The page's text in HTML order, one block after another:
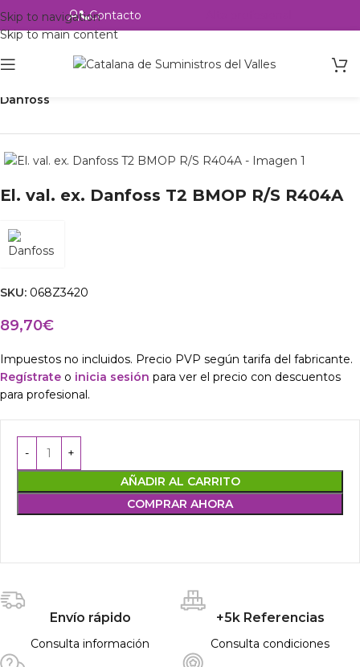
Skip to navigation
Skip to main content
Contacto
Danfoss
El. val. ex. Danfoss T2 BMOP R/S R404A
SKU: 068Z3420
89,70€
Impuestos no incluidos. Precio PVP según tarifa del fabricante.
Regístrate o inicia sesión para ver el precio con descuentos
para profesional.
AÑADIR AL CARRITO
COMPRAR AHORA
Envío rápido
Consulta información
+5k Referencias
Consulta condiciones